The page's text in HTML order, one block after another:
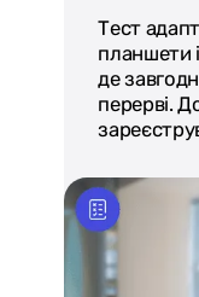
Тест
планшети
де
перерві.